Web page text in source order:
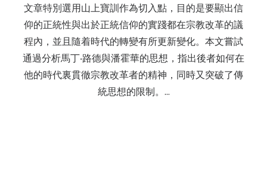
文章特別選用山上寶訓作為切入點，目的是要顯出信
仰的正統性與出於正統信仰的實踐都在宗教改革的議
程內，並且隨着時代的轉變有所更新變化。本文嘗試
通過分析馬丁‧路德與潘霍華的思想，指出後者如何在
他的時代裏貫徹宗教改革者的精神，同時又突破了傳
統思想的限制。…